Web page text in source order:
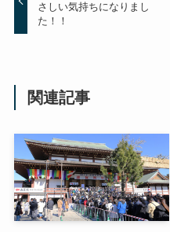
さしい気持ちになりまし
た！！
関連記事